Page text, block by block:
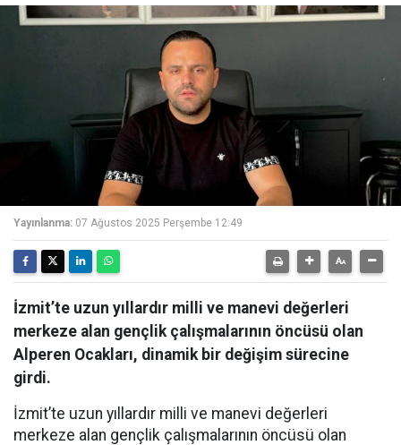
Yayınlanma: 07 Ağustos 2025 Perşembe 12:49
İzmit’te uzun yıllardır milli ve manevi değerleri
merkeze alan gençlik çalışmalarının öncüsü olan
Alperen Ocakları, dinamik bir değişim sürecine
girdi.
İzmit’te uzun yıllardır milli ve manevi değerleri
merkeze alan gençlik çalışmalarının öncüsü olan